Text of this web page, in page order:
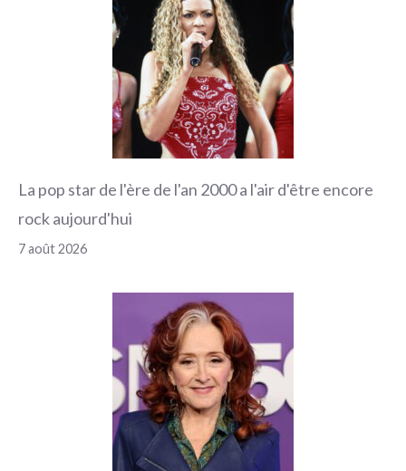
La pop star de l'ère de l'an 2000 a l'air d'être encore
rock aujourd'hui
7 août 2026